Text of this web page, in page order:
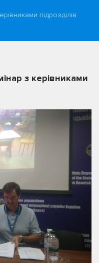
підрозділів
з керівниками